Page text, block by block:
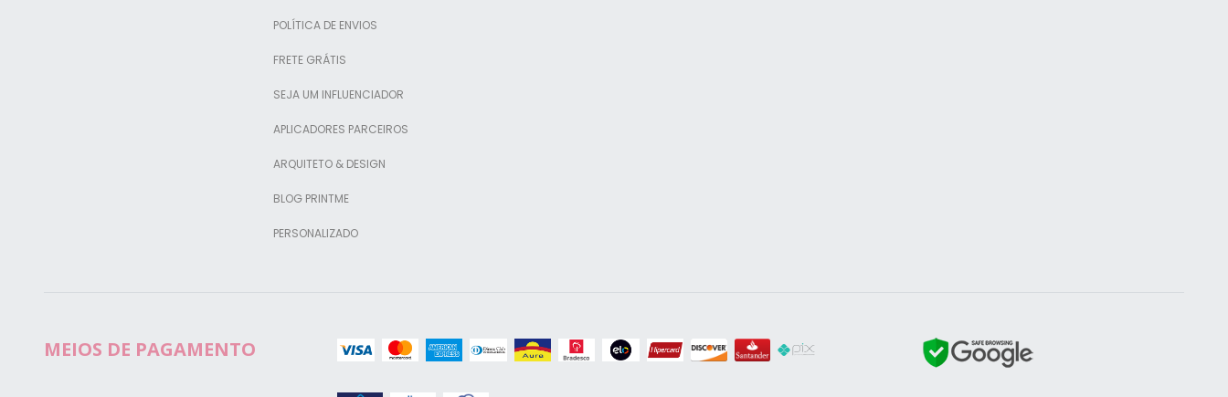
POLÍTICA DE ENVIOS
FRETE GRÁTIS
SEJA UM INFLUENCIADOR
APLICADORES PARCEIROS
ARQUITETO & DESIGN
BLOG PRINTME
PERSONALIZADO
MEIOS DE PAGAMENTO